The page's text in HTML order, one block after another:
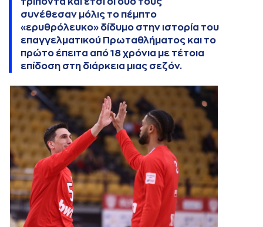
συνέθεσαν μόλις το πέμπτο
«ερυθρόλευκο» δίδυμο στην ιστορία του
επαγγελματικού Πρωταθλήματος και το
πρώτο έπειτα από 18 χρόνια με τέτοια
επίδοση στη διάρκεια μιας σεζόν.